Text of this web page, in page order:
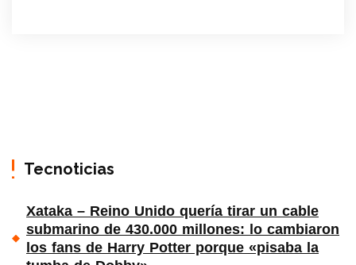
Tecnoticias
Xataka – Reino Unido quería tirar un cable
submarino de 430.000 millones: lo cambiaron
los fans de Harry Potter porque «pisaba la